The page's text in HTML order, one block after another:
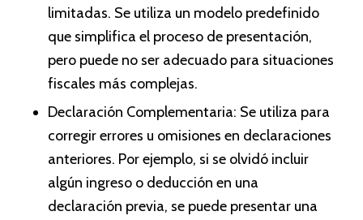
limitadas. Se utiliza un modelo predefinido
que simplifica el proceso de presentación,
pero puede no ser adecuado para situaciones
fiscales más complejas.
Declaración Complementaria: Se utiliza para
corregir errores u omisiones en declaraciones
anteriores. Por ejemplo, si se olvidó incluir
algún ingreso o deducción en una
declaración previa, se puede presentar una